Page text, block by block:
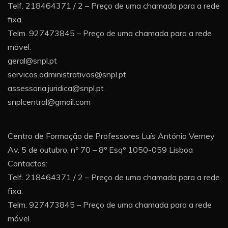
Telf. 218464371 / 2 – Preço de uma chamada para a rede
fixa.
Telm. 927473845 – Preço de uma chamada para a rede
móvel.
geral@snpl.pt
servicos.administrativos@snpl.pt
assessoria.juridica@snpl.pt
snplcentral@gmail.com
Centro de Formação de Professores Luís António Verney
Av. 5 de outubro, nº 70 – 8º Esqº 1050-059 Lisboa
Contactos:
Telf. 218464371 / 2 – Preço de uma chamada para a rede
fixa.
Telm. 927473845 – Preço de uma chamada para a rede
móvel.